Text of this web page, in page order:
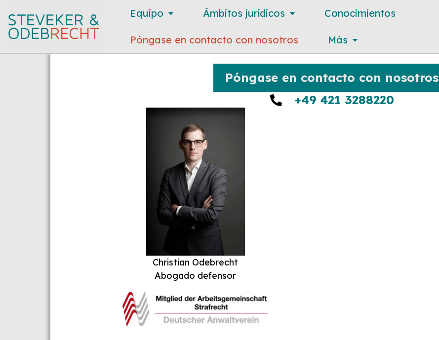
Equipo Ámbitos jurídicos Conocimientos
Póngase en contacto con nosotros Más
Póngase en contacto con nosotros
+49 421 3288220
Christian Odebrecht
Abogado defensor